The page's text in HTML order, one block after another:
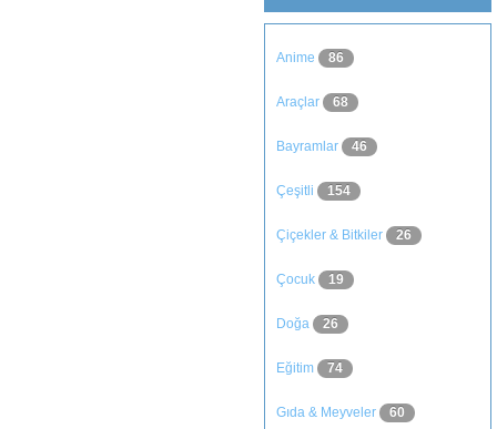
Anime 86
Araçlar 68
Bayramlar 46
Çeşitli 154
Çiçekler & Bitkiler 26
Çocuk 19
Doğa 26
Eğitim 74
Gıda & Meyveler 60